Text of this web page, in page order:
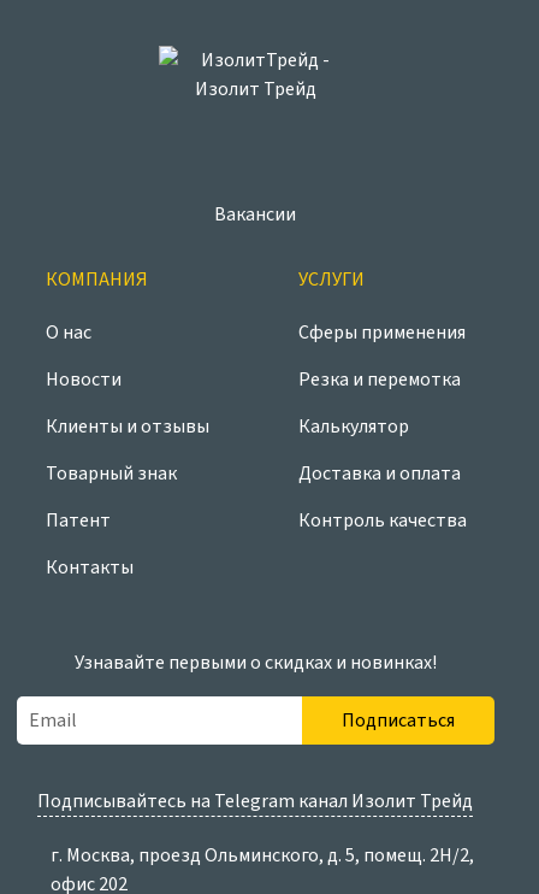
Вакансии
КОМПАНИЯ
О нас
Новости
Клиенты и отзывы
Товарный знак
Патент
Контакты
УСЛУГИ
Сферы применения
Резка и перемотка
Калькулятор
Доставка и оплата
Контроль качества
Узнавайте первыми о скидках и новинках!
Подписаться
Подписывайтесь на Telegram канал Изолит Трейд
г. Москва, проезд Ольминского, д. 5, помещ. 2Н/2,
офис 202